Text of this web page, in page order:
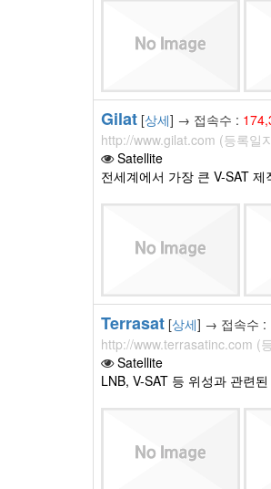
Gilat [상세] → 접속수 :
http://www.gilat.com (등록일
Satellite
전세계에서 가장 큰 V-SAT
Terrasat [상세] → 접속수 :
http://www.terrasatinc.com (
Satellite
LNB, V-SAT 등 위성과 관련